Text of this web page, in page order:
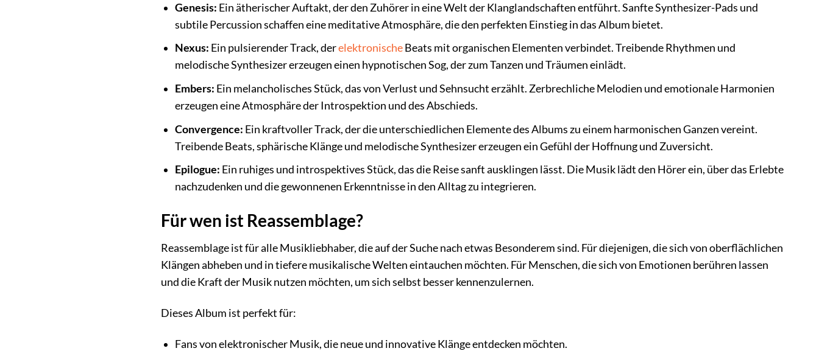
Genesis: Ein ätherischer Auftakt, der den Zuhörer in eine Welt der Klanglandschaften entführt. Sanfte Synthesizer-Pads und
subtile Percussion schaffen eine meditative Atmosphäre, die den perfekten Einstieg in das Album bietet.
Nexus: Ein pulsierender Track, derelektronischeBeats mit organischen Elementen verbindet. Treibende Rhythmen und
melodische Synthesizer erzeugen einen hypnotischen Sog, der zum Tanzen und Träumen einlädt.
Embers: Ein melancholisches Stück, das von Verlust und Sehnsucht erzählt. Zerbrechliche Melodien und emotionale Harmonien
erzeugen eine Atmosphäre der Introspektion und des Abschieds.
Convergence: Ein kraftvoller Track, der die unterschiedlichen Elemente des Albums zu einem harmonischen Ganzen vereint.
Treibende Beats, sphärische Klänge und melodische Synthesizer erzeugen ein Gefühl der Hoffnung und Zuversicht.
Epilogue: Ein ruhiges und introspektives Stück, das die Reise sanft ausklingen lässt. Die Musik lädt den Hörer ein, über das Erlebte
nachzudenken und die gewonnenen Erkenntnisse in den Alltag zu integrieren.
Für wen ist Reassemblage?
Reassemblage ist für alle Musikliebhaber, die auf der Suche nach etwas Besonderem sind. Für diejenigen, die sich von oberflächlichen
Klängen abheben und in tiefere musikalische Welten eintauchen möchten. Für Menschen, die sich von Emotionen berühren lassen
und die Kraft der Musik nutzen möchten, um sich selbst besser kennenzulernen.
Dieses Album ist perfekt für:
Fans von elektronischer Musik, die neue und innovative Klänge entdecken möchten.